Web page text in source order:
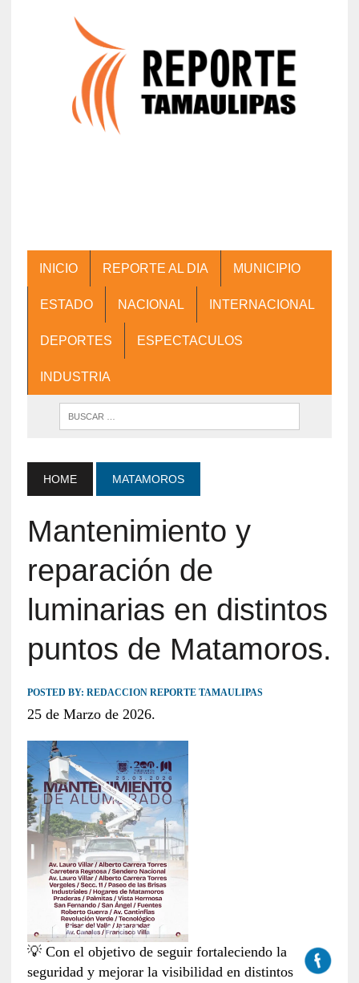
INICIO REPORTE AL DIA MUNICIPIO
ESTADO NACIONAL INTERNACIONAL
DEPORTES ESPECTACULOS
INDUSTRIA
HOME MATAMOROS
Mantenimiento y
reparación de
luminarias en distintos
puntos de Matamoros.
POSTED BY: REDACCION REPORTE TAMAULIPAS
25 de Marzo de 2026.
💡 Con el objetivo de seguir fortaleciendo la
seguridad y mejorar la visibilidad en distintos